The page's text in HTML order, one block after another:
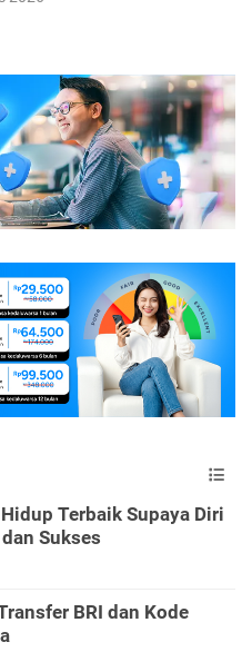
Terbaik Supaya Diri
Sukses
BRI dan Kode